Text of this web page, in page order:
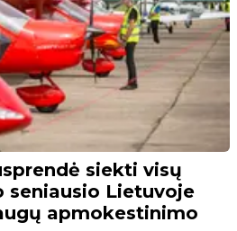
siekti visų
seniausio Lietuvoje
apmokestinimo